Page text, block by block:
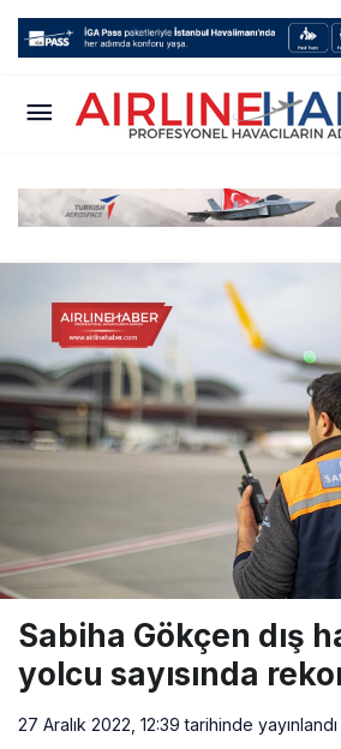
Sabiha Gökçen dış
yolcu sayısında
27 Aralık 2022, 12:39 tarihinde yayınlandı